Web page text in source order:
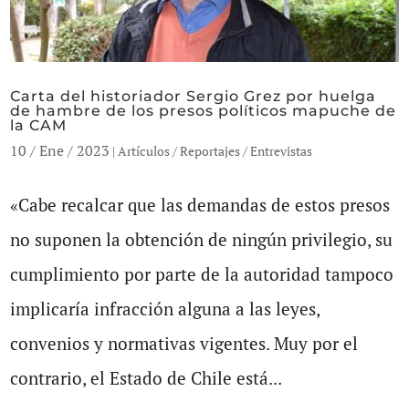
Carta del historiador Sergio Grez por huelga
de hambre de los presos políticos mapuche de
la CAM
10 / Ene / 2023 | Artículos / Reportajes / Entrevistas
«Cabe recalcar que las demandas de estos presos
no suponen la obtención de ningún privilegio, su
cumplimiento por parte de la autoridad tampoco
implicaría infracción alguna a las leyes,
convenios y normativas vigentes. Muy por el
contrario, el Estado de Chile está...